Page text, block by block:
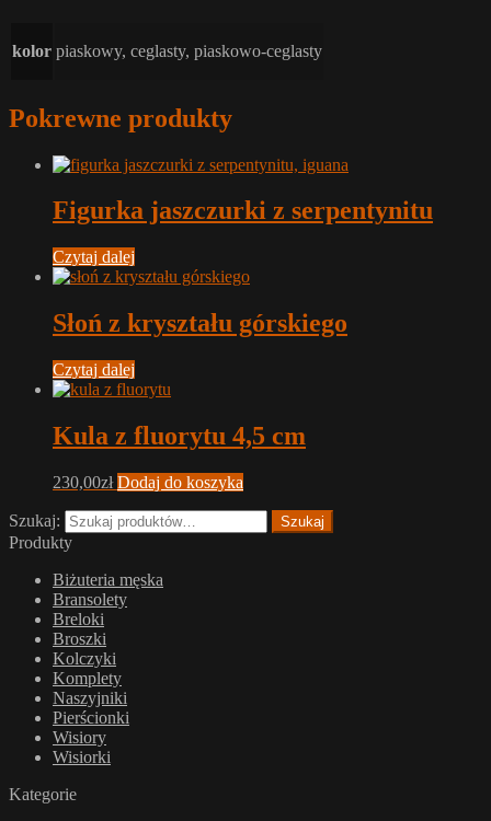
kolor piaskowy, ceglasty, piaskowo-ceglasty
Pokrewne produkty
Figurka jaszczurki z serpentynitu
Czytaj dalej
Słoń z kryształu górskiego
Czytaj dalej
Kula z fluorytu 4,5 cm
230,00zł Dodaj do koszyka
Szukaj: Szukaj
Produkty
Biżuteria męska
Bransolety
Breloki
Broszki
Kolczyki
Komplety
Naszyjniki
Pierścionki
Wisiory
Wisiorki
Kategorie